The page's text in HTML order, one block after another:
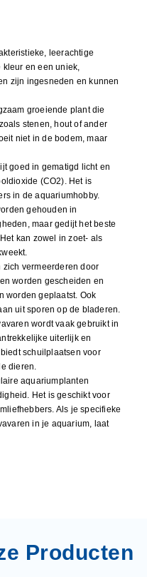
leerachtige
en een uniek,
zijn ingesneden en kunnen
groeiende plant die
stenen, hout of ander
niet in de bodem, maar
goed in gematigd licht en
(CO2). Het is
in de aquariumhobby.
gehouden in
maar gedijt het beste
kan zowel in zoet- als
zich vermeerderen door
worden gescheiden en
worden geplaatst. Ook
uit sporen op de bladeren.
wordt vaak gebruikt in
uiterlijk en
schuilplaatsen voor
dieren.
aquariumplanten
Het is geschikt voor
Als je specifieke
in je aquarium, laat